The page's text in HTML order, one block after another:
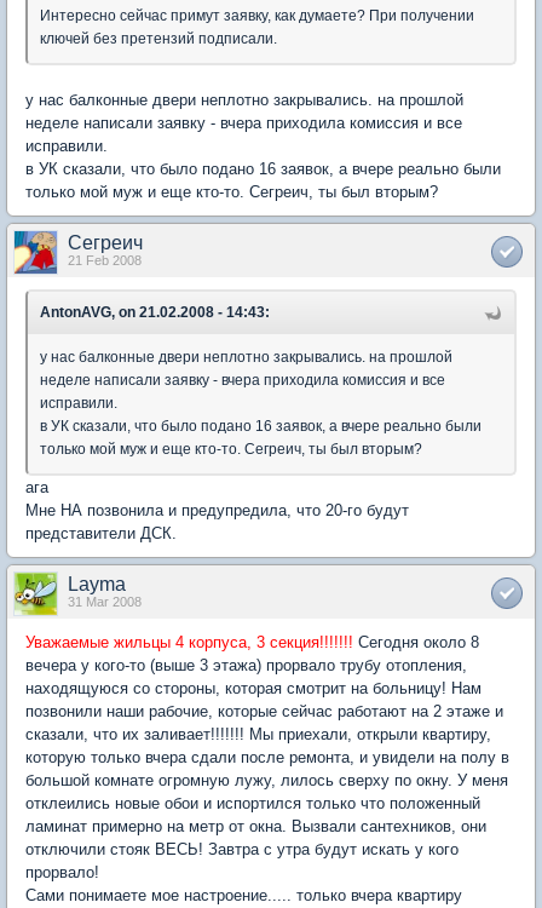
Интересно сейчас примут заявку, как думаете? При получении
ключей без претензий подписали.
у нас балконные двери неплотно закрывались. на прошлой
неделе написали заявку - вчера приходила комиссия и все
исправили.
в УК сказали, что было подано 16 заявок, а вчере реально были
только мой муж и еще кто-то. Сегреич, ты был вторым?
Сегреич
21 Feb 2008
AntonAVG, on 21.02.2008 - 14:43:
у нас балконные двери неплотно закрывались. на прошлой
неделе написали заявку - вчера приходила комиссия и все
исправили.
в УК сказали, что было подано 16 заявок, а вчере реально были
только мой муж и еще кто-то. Сегреич, ты был вторым?
ага
Мне НА позвонила и предупредила, что 20-го будут
представители ДСК.
Layma
31 Mar 2008
Уважаемые жильцы 4 корпуса, 3 секция!!!!!!! Сегодня около 8
вечера у кого-то (выше 3 этажа) прорвало трубу отопления,
находящуюся со стороны, которая смотрит на больницу! Нам
позвонили наши рабочие, которые сейчас работают на 2 этаже и
сказали, что их заливает!!!!!!! Мы приехали, открыли квартиру,
которую только вчера сдали после ремонта, и увидели на полу в
большой комнате огромную лужу, лилось сверху по окну. У меня
отклеились новые обои и испортился только что положенный
ламинат примерно на метр от окна. Вызвали сантехников, они
отключили стояк ВЕСЬ! Завтра с утра будут искать у кого
прорвало!
Сами понимаете мое настроение..... только вчера квартиру